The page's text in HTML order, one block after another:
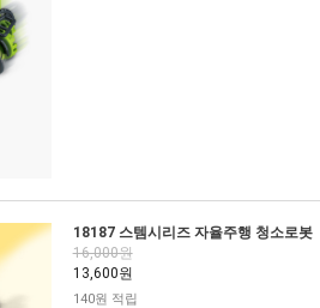
18187 스템시리즈 자율주행 청소로봇
16,000원
13,600원
140원 적립